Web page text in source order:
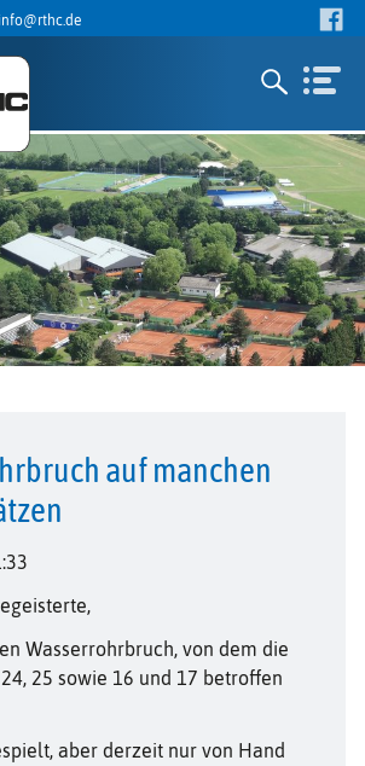
info@rthc.de
auf manchen
Wasserrohrbruch, von dem die
25 sowie 16 und 17 betroffen
aber derzeit nur von Hand